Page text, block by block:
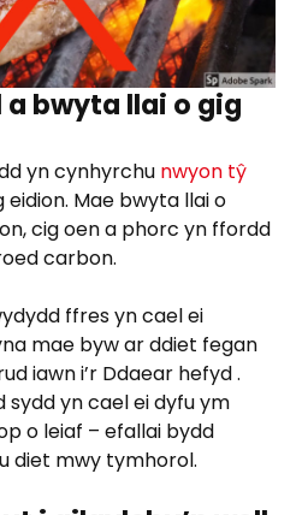
a bwyta llai o gig
yn cynhyrchu nwyon tŷ
eidion. Mae bwyta llai o
cig oen a phorc yn ffordd
carbon.
ffres yn cael ei
mae byw ar ddiet fegan
iawn i’r Ddaear hefyd .
sydd yn cael ei dyfu ym
o leiaf – efallai bydd
diet mwy tymhorol.